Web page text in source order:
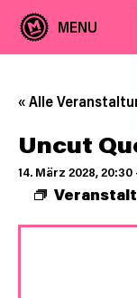
« Alle
Uncut
14. März 2028, 20:30